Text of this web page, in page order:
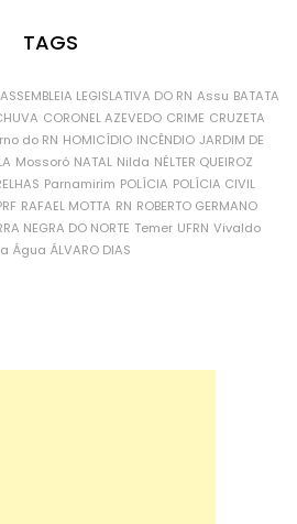
TAGS
ASSEMBLEIA LEGISLATIVA DO RN Assu BATATA
CORONEL AZEVEDO CRIME CRUZETA
do RN HOMICÍDIO INCÊNDIO JARDIM DE
Mossoró NATAL Nilda NÉLTER QUEIROZ
Parnamirim POLÍCIA POLÍCIA CIVIL
RAFAEL MOTTA RN ROBERTO GERMANO
NEGRA DO NORTE Temer UFRN Vivaldo
Água ÁLVARO DIAS